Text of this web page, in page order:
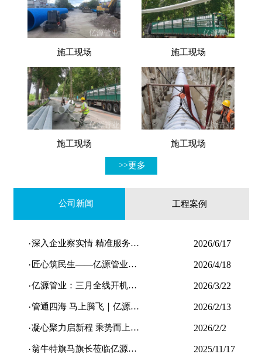
施工现场 施工现场
施工现场 施工现场
>>更多
公司新闻 工程案例
·深入企业察实情 精准服务… 2026/6/17
· 匠心筑民生——亿源管业… 2026/4/18
·亿源管业：三月全线开机… 2026/3/22
·管通四海 马上腾飞｜亿源… 2026/2/13
·凝心聚力启新程 乘势而上… 2026/2/2
·翁牛特旗马旗长莅临亿源… 2025/11/17